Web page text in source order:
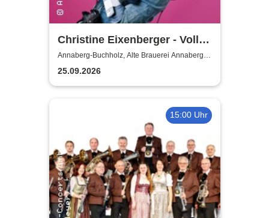
Christine Eixenberger - Volle
Kontrolle
Annaberg-Buchholz, Alte Brauerei Annaberg-
Buchholz
25.09.2026
15:00 Uhr